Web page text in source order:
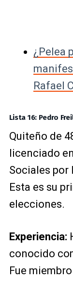
¿Pelea
Rafael
Lista 16: Pedro
Quiteño de
licenciado
Sociales por
Esta es su
elecciones.
Experiencia:
conocido
Fue